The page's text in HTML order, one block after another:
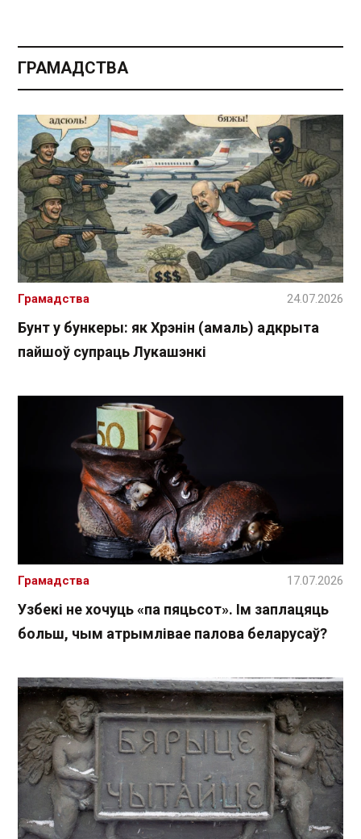
ГРАМАДСТВА
Бунт у бункеры: як Хрэнін (амаль) адкрыта
пайшоў супраць Лукашэнкі
Грамадства 24.07.2026
Узбекі не хочуць «па пяцьсот». Ім заплацяць
больш, чым атрымлівае палова беларусаў?
Грамадства 17.07.2026